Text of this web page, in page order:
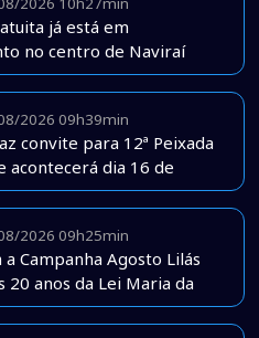
já está em
no centro de Naviraí
2026 09h39min
convite para 12ª Peixada
acontecerá dia 16 de
2026 09h25min
Campanha Agosto Lilás
20 anos da Lei Maria da